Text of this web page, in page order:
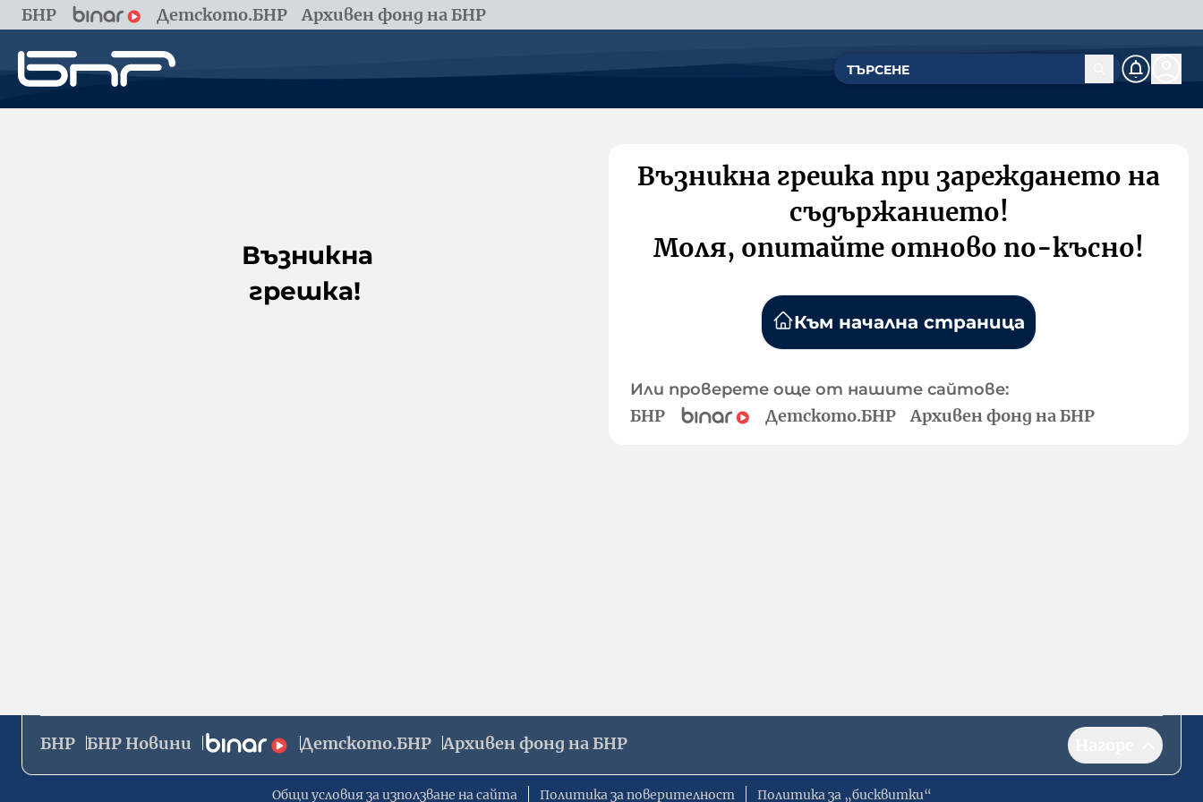
БНР Детското.БНР Архивен фонд на БНР
Възникна
грешка!
Възникна грешка при зареждането на
съдържанието!
Моля, опитайте отново по-късно!
Към начална страница
Или проверете още от нашите сайтове:
БНР Детското.БНР Архивен фонд на БНР
БНР БНР Новини Детското.БНР Архивен фонд на БНР
Общи условия за използване на сайта Политика за поверителност Политика за „бисквитки“